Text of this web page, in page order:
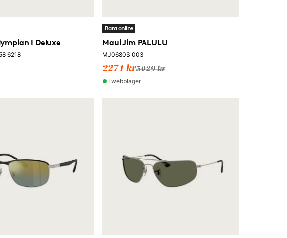
I Deluxe
6218
Bara online
Maui Jim PALULU
MJ0680S 003
2271 kr3029 kr
I webblager